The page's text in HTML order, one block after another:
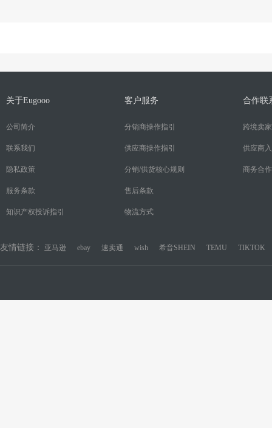
关于Eugooo
公司简介
联系我们
隐私政策
服务条款
知识产权投诉指引
客户服务
分销商操作指引
供应商操作指引
分销/供货核心规则
售后条款
物流方式
合作联
跨境卖
供应商
商务合作
友情链接： 亚马逊 ebay 速卖通 wish 希音SHEIN TEMU TIKTOK